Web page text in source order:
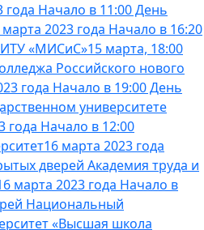
года Начало в 11:00 День
марта 2023 года Начало в 16:20
«МИСиС»15 марта, 18:00
Российского нового
года Начало в 19:00 День
университете
года Начало в 12:00
16 марта 2023 года
дверей Академия труда и
марта 2023 года Начало в
Национальный
«Высшая школа